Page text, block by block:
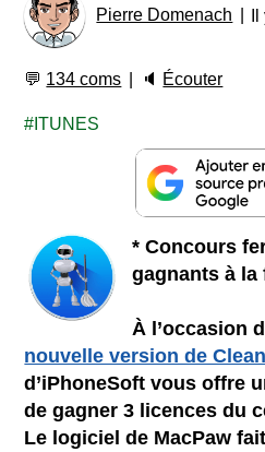
Pierre Domenach
💬 134 coms 🔈 Écouter
ITUNES
* Concours
gagnants à
À l’occasion
nouvelle version de
d’iPhoneSoft vous offre
de gagner 3 licences du
Le logiciel de MacPaw